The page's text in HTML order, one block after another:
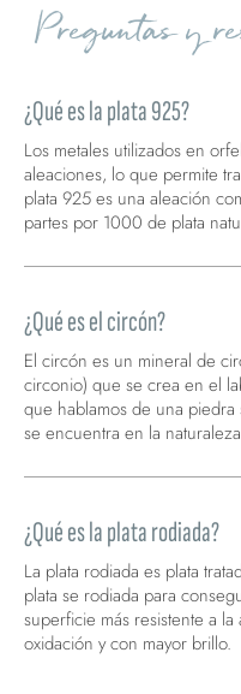
Preguntas y
¿Qué es la plata 925?
Los metales utilizados en
aleaciones, lo que permite
plata 925 es una aleación
partes por 1000 de plata
¿Qué es el circón?
El circón es un mineral de
circonio) que se crea en el
que hablamos de una
se encuentra en la
¿Qué es la plata rodiada?
La plata rodiada es plata
plata se rodiada para
superficie más resistente a la
oxidación y con mayor brillo.